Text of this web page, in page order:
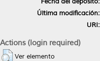
Última modificación:
URI:
Actions (login required)
Ver elemento